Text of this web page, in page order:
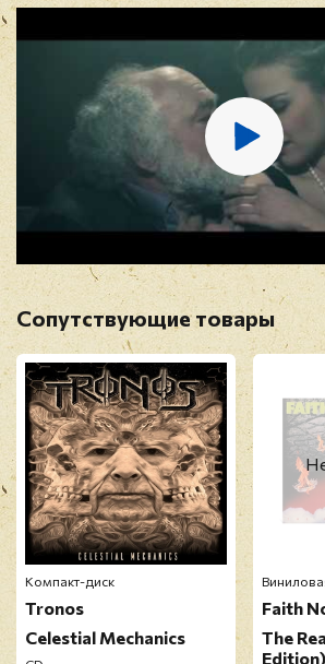
Прикрепить
Оставить отзыв
Перед публикацией отзывы
модерацию
Сопутствующие товары
Компакт-диск
Tronos
Celestial Mechanics
Faith
The
Edition)